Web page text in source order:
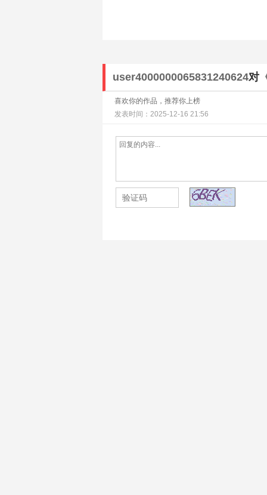
user4000000065831240624对
喜欢你的作品，推荐你上榜
发表时间：2025-12-16 21:56